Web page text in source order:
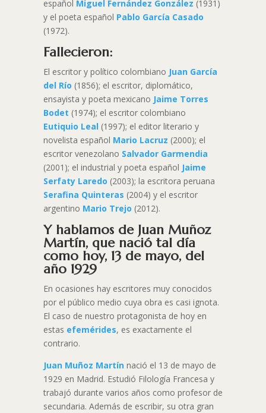
español Miguel Fernández González (1931)
y el poeta español Pablo García Casado
(1972).
Fallecieron:
El escritor y político colombiano Juan García
del Río (1856); el escritor, diplomático,
ensayista y poeta mexicano Jaime Torres
Bodet (1974); el escritor colombiano
Eutiquio Leal (1997); el editor literario y
novelista español Mario Lacruz (2000); el
escritor venezolano Salvador Garmendia
(2001); el industrial y poeta español Jaime
Serfaty Laredo (2003); la escritora peruana
Serafina Quinteras (2004) y el escritor
argentino Mario Trejo (2012).
Y hablamos de Juan Muñoz
Martín, que nació tal día
como hoy, 13 de mayo, del
año 1929
En ocasiones hay escritores muy conocidos
por el público medio cuya obra es casi ignota.
El caso de nuestro protagonista de hoy en
estas efemérides, es exactamente el
contrario.
Juan Muñoz Martínnació el 13 de mayo de
1929 en Madrid. Estudió Filología Francesa y
trabajó durante varios años como profesor de
secundaria. Además de escribir, su otra gran